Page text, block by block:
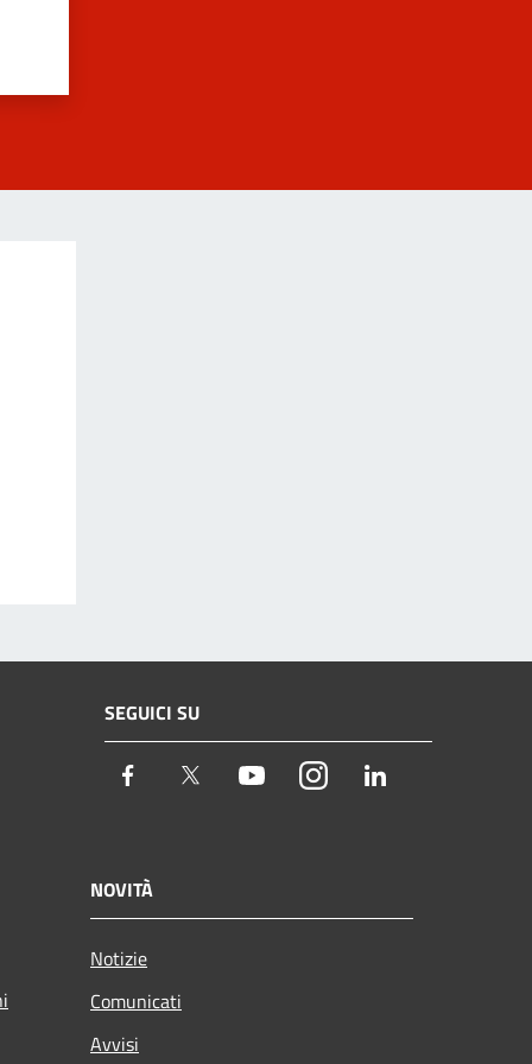
SEGUICI SU
Facebook Twitter YoutubeInstagram
NOVITÀ
Notizie
Comunicati
Avvisi